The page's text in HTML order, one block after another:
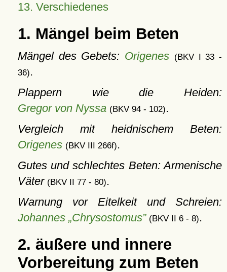
13. Verschiedenes
1. Mängel beim Beten
Mängel des Gebets: Origenes
(BKV I 33 -
36).
Plappern wie die Heiden:
Gregor von Nyssa (BKV 94 - 102).
Vergleich mit heidnischem Beten:
Origenes (BKV III 266f).
Gutes und schlechtes Beten: Armenische
Väter (BKV II 77 - 80).
Warnung vor Eitelkeit und Schreien:
Johannes „Chrysostomus” (BKV II 6 - 8).
2. äußere und innere
Vorbereitung zum Beten